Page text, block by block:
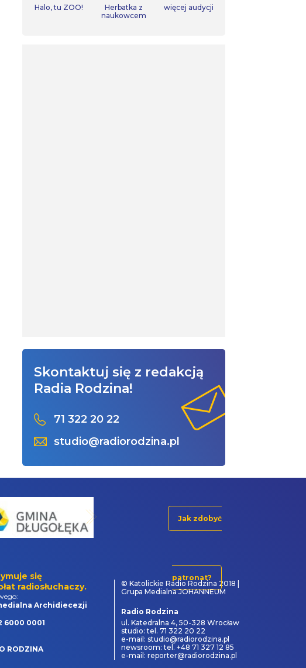
Halo, tu ZOO!
Herbatka z
naukowcem
więcej audycji
Skontaktuj się z redakcją
Radia Rodzina!
71 322 20 22
studio@radiorodzina.pl
Jak zdobyć
patronat?
się
radiosłuchaczy.
Archidiecezji
6000 0001
RODZINA
© Katolickie Radio Rodzina 2018 |
Grupa Medialna JOHANNEUM
Radio Rodzina
ul. Katedralna 4, 50-328 Wrocław
studio: tel. 71 322 20 22
e-mail: studio@radiorodzina.pl
newsroom: tel. +48 71 327 12 85
e-mail: reporter@radiorodzina.pl